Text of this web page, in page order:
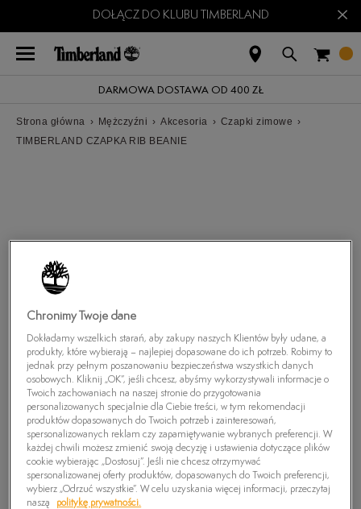
DOŁĄCZ DO KLUBU TIMBERLAND ×
DARMOWA DOSTAWA OD 400 ZŁ
Strona główna › Mężczyźni › Akcesoria › Czapki zimowe ›
TIMBERLAND CZAPKA RIB BEANIE
Chronimy Twoje dane
Dokładamy wszelkich starań, aby zakupy naszych Klientów były udane, a
produkty, które wybierają – najlepiej dopasowane do ich potrzeb. Robimy to
jednak przy pełnym poszanowaniu bezpieczeństwa wszystkich danych
osobowych. Kliknij „OK”, jeśli chcesz, abyśmy wykorzystywali informacje o
Twoich zachowaniach na naszej stronie do przygotowania
personalizowanych specjalnie dla Ciebie treści, w tym rekomendacji
produktów dopasowanych do Twoich potrzeb i zainteresowań,
spersonalizowanych reklam czy zapamiętywanie wybranych preferencji. W
każdej chwili możesz zmienić swoją decyzję i ustawienia dotyczące plików
cookie wybierając „Dostosuj”. Jeśli nie chcesz otrzymywać
spersonalizowanej oferty produktów, dopasowanych do Twoich preferencji,
wybierz „Odrzuć wszystkie”. W celu uzyskania więcej informacji, przeczytaj
naszą
politykę prywatności.